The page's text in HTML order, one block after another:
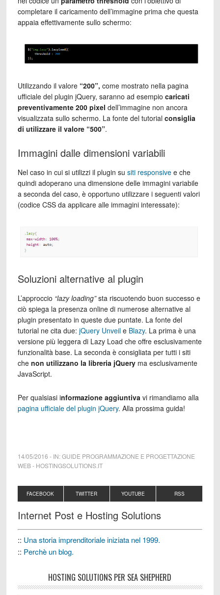
completare il caricamento dell’immagine prima che questa
appaia effettivamente sullo schermo:
Utilizzando il valore “200”, come mostrato nella pagina
ufficiale del plugin jQuery, saranno ad esempio caricati
preventivamente 200 pixel dell’immagine non ancora
visualizzata sullo schermo. La fonte del tutorial consiglia
di utilizzare il valore “500”.
Immagini dalle dimensioni variabili
Nel caso in cui si utilizzi il plugin su siti responsivee che
quindi adoperano una dimensione delle immagini variabile
a seconda del caso, è opportuno utilizzare i seguenti valori
(codice CSS da applicare alle immagini interessate):
Soluzioni alternative al plugin
L’approccio “lazy loading”sta riscuotendo buon successo e
ciò spiega la presenza online di numerose alternative al
plugin presentato in queste due puntate. La fonte del
tutorial ne cita due: jQuery Unveile Blazy. La prima è una
versione più leggera di Lazy Load che offre esclusivamente
funzionalità base. La seconda è consigliata per tutti i siti
che non utilizzano la libreria jQueryma esclusivamente
JavaScript.
Per qualsiasi informazione aggiuntivavi rimandiamo alla
pagina ufficiale del plugin jQuery. Alla prossima guida!
14/05/2016 - IN:GUIDE PROGRAMMAZIONE E PROGETTAZIONE
WEB- HOSTINGSOLUTIONS.IT
FACEBOOK TWITTER YOUTUBE RSS
Internet Post e Hosting Solutions
:: Una storia imprenditoriale iniziata nel 1999.
:: Perchè un blog.
HOSTING SOLUTIONS PER SEA SHEPHERD